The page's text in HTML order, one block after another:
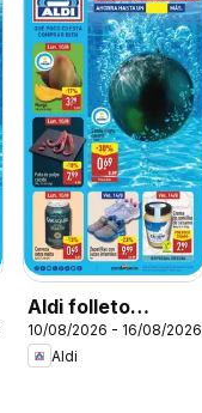
Aldi folleto
Canarias
10/08/2026 - 16/08/2026
Aldi